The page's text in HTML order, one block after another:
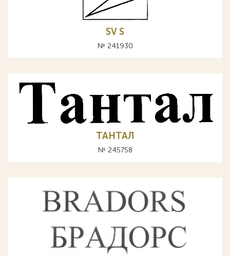
SV S
№ 241930
ТАНТАЛ
№ 245758